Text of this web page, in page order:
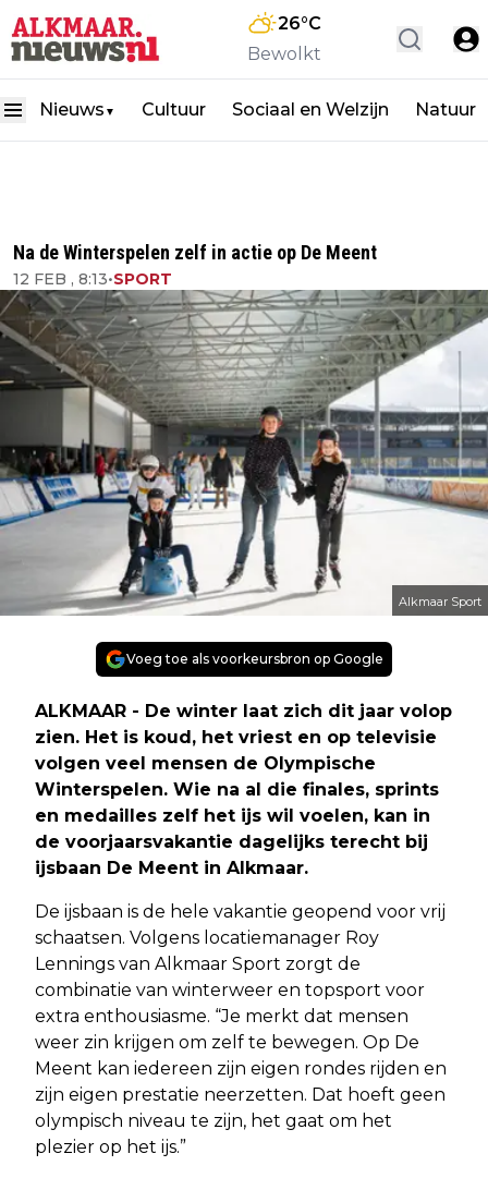
26°C
Bewolkt
Nieuws ▼ Cultuur Sociaal en Welzijn Natuur
Na de Winterspelen zelf in actie op De Meent
12 FEB , 8:13•SPORT
Alkmaar Sport
Voeg toe als voorkeursbron op Google
ALKMAAR - De winter laat zich dit jaar volop
zien. Het is koud, het vriest en op televisie
volgen veel mensen de Olympische
Winterspelen. Wie na al die finales, sprints
en medailles zelf het ijs wil voelen, kan in
de voorjaarsvakantie dagelijks terecht bij
ijsbaan De Meent in Alkmaar.
De ijsbaan is de hele vakantie geopend voor vrij
schaatsen. Volgens locatiemanager Roy
Lennings van Alkmaar Sport zorgt de
combinatie van winterweer en topsport voor
extra enthousiasme. “Je merkt dat mensen
weer zin krijgen om zelf te bewegen. Op De
Meent kan iedereen zijn eigen rondes rijden en
zijn eigen prestatie neerzetten. Dat hoeft geen
olympisch niveau te zijn, het gaat om het
plezier op het ijs.”